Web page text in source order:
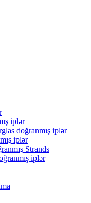
iplər
doğranmış iplər
iplər
Strands
iplər